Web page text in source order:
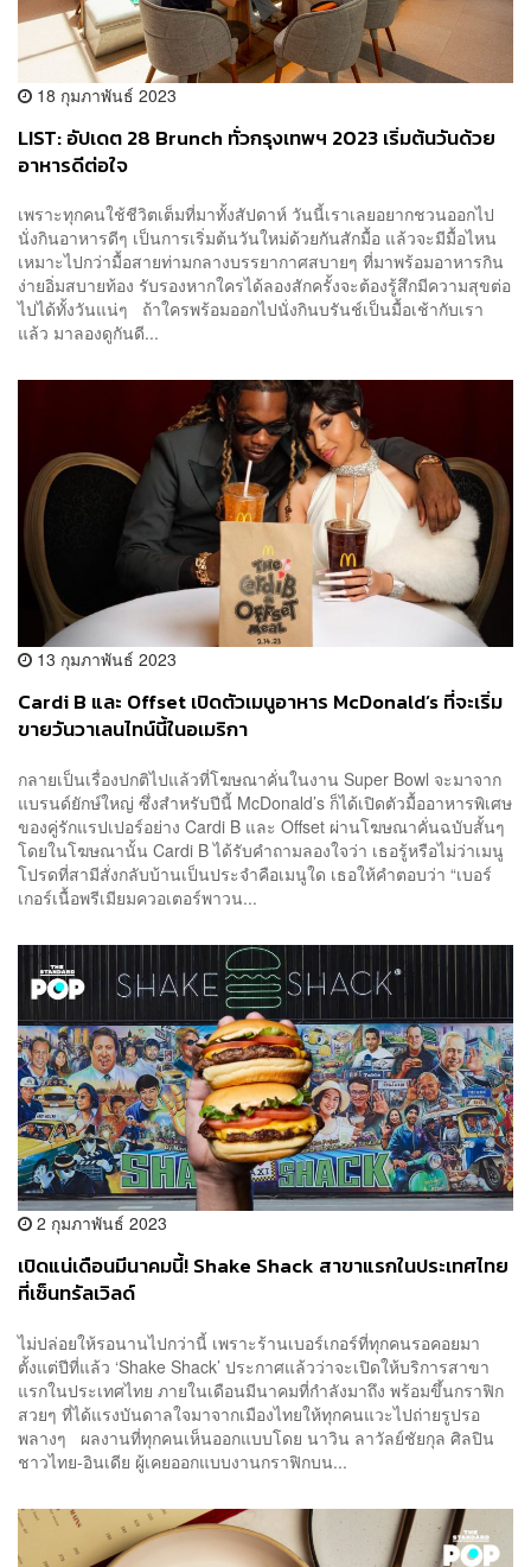
18 กุมภาพันธ์ 2023
LIST: อัปเดต 28 Brunch ทั่วกรุงเทพฯ 2023 เริ่มต้นวันด้วย
อาหารดีต่อใจ
เพราะทุกคนใช้ชีวิตเต็มที่มาทั้งสัปดาห์ วันนี้เราเลยอยากชวนออกไป
นั่งกินอาหารดีๆ เป็นการเริ่มต้นวันใหม่ด้วยกันสักมื้อ แล้วจะมีมื้อไหน
เหมาะไปกว่ามื้อสายท่ามกลางบรรยากาศสบายๆ ที่มาพร้อมอาหารกิน
ง่ายอิ่มสบายท้อง รับรองหากใครได้ลองสักครั้งจะต้องรู้สึกมีความสุขต่อ
ไปได้ทั้งวันแน่ๆ ถ้าใครพร้อมออกไปนั่งกินบรันช์เป็นมื้อเช้ากับเรา
แล้ว มาลองดูกันดี...
13 กุมภาพันธ์ 2023
Cardi B และ Offset เปิดตัวเมนูอาหาร McDonald’s ที่จะเริ่ม
ขายวันวาเลนไทน์นี้ในอเมริกา
กลายเป็นเรื่องปกติไปแล้วที่โฆษณาคั่นในงาน Super Bowl จะมาจาก
แบรนด์ยักษ์ใหญ่ ซึ่งสำหรับปีนี้ McDonald’s ก็ได้เปิดตัวมื้ออาหารพิเศษ
ของคู่รักแรปเปอร์อย่าง Cardi B และ Offset ผ่านโฆษณาคั่นฉบับสั้นๆ
โดยในโฆษณานั้น Cardi B ได้รับคำถามลองใจว่า เธอรู้หรือไม่ว่าเมนู
โปรดที่สามีสั่งกลับบ้านเป็นประจำคือเมนูใด เธอให้คำตอบว่า “เบอร์
เกอร์เนื้อพรีเมียมควอเตอร์พาวน...
2 กุมภาพันธ์ 2023
เปิดแน่เดือนมีนาคมนี้! Shake Shack สาขาแรกในประเทศไทย
ที่เซ็นทรัลเวิลด์
ไม่ปล่อยให้รอนานไปกว่านี้ เพราะร้านเบอร์เกอร์ที่ทุกคนรอคอยมา
ตั้งแต่ปีที่แล้ว ‘Shake Shack’ ประกาศแล้วว่าจะเปิดให้บริการสาขา
แรกในประเทศไทย ภายในเดือนมีนาคมที่กำลังมาถึง พร้อมขึ้นกราฟิก
สวยๆ ที่ได้แรงบันดาลใจมาจากเมืองไทยให้ทุกคนแวะไปถ่ายรูปรอ
พลางๆ ผลงานที่ทุกคนเห็นออกแบบโดย นาวิน ลาวัลย์ชัยกุล ศิลปิน
ชาวไทย-อินเดีย ผู้เคยออกแบบงานกราฟิกบน...